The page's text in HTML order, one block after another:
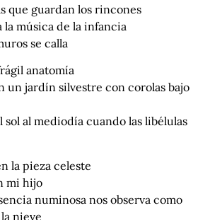
que guardan los rincones
la música de la infancia
se calla
anatomía
un jardín silvestre con corolas bajo
sol al mediodía cuando las libélulas
la pieza celeste
mi hijo
numinosa nos observa como
nieve